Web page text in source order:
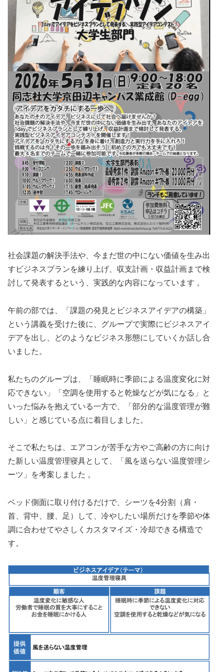
社会課題の解決手法や、今まだ世の中にない価値を生み出
すビジネスプランを練り上げ、収支計画・収益計画まで検
討して発表するという、実践的な内容になっています 。
午前の部では、「課題の発見とビジネスアイデアの構築」
という講義を受けた後に、グループで実際にビジネスアイ
デアを出し、どのようなビジネス形態にしていくか話し合
いました。
私たちのグループは、「睡眠時に季節による温度変化に対
応できない」「空調を使用すると乾燥などが気になる」と
いった悩みを抱えている一方で、「部分的な温度管理が難
しい」と感じている点に着目しました。
そこで私たちは、エアコンが苦手な方やご高齢の方に向け
た新しい温度管理寝具として、「風を送らない温度管理シ
ーツ」を考案しました 。
ベッド側面に取り付けるだけで、シーツを4分割（肩・
首、背中、腰、足）して、冷やしたい場所だけを季節や体
調に合わせてやさしくカスタマイズ・冷却できる構造で
す。